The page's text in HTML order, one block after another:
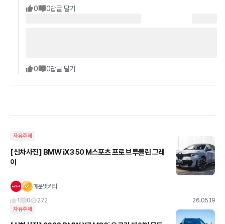
0 0답글 달기
0 0답글 달기
자유주제
[신차사진] BMW iX3 50 M스포츠 프로 브루클린 그레
이
매운맛커리
1
0 272 26.05.19
자유주제